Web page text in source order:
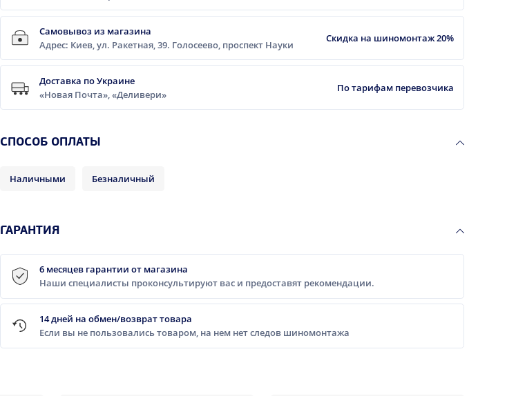
Самовывоз из магазина
Адрес: Киев, ул. Ракетная, 39. Голосеево, проспект Науки
Скидка на шиномонтаж 20%
Доставка по Украине
«Новая Почта», «Деливери»
По тарифам перевозчика
CПОСОБ ОПЛАТЫ
Наличными Безналичный
ГАРАНТИЯ
6 месяцев гарантии от магазина
Наши специалисты проконсультируют вас и предоставят рекомендации.
14 дней на обмен/возврат товара
Если вы не пользовались товаром, на нем нет следов шиномонтажа